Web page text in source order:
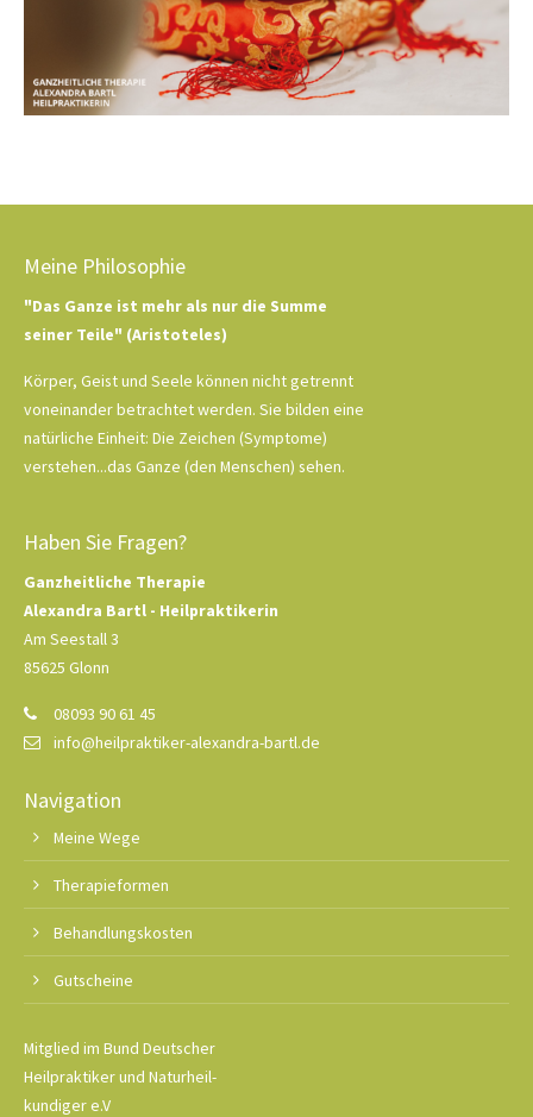
Meine Philosophie
"Das Ganze ist mehr als nur die Summe
seiner Teile" (Aristoteles)
Körper, Geist und Seele können nicht getrennt
voneinander betrachtet werden. Sie bilden eine
natürliche Einheit: Die Zeichen (Symptome)
verstehen...das Ganze (den Menschen) sehen.
Haben Sie Fragen?
Ganzheitliche Therapie
Alexandra Bartl - Heilpraktikerin
Am Seestall 3
85625 Glonn
08093 90 61 45
info@heilpraktiker-alexandra-bartl.de
Navigation
Meine Wege
Therapieformen
Behandlungskosten
Gutscheine
Mitglied im Bund Deutscher
Heilpraktiker und Naturheil-
kundiger e.V